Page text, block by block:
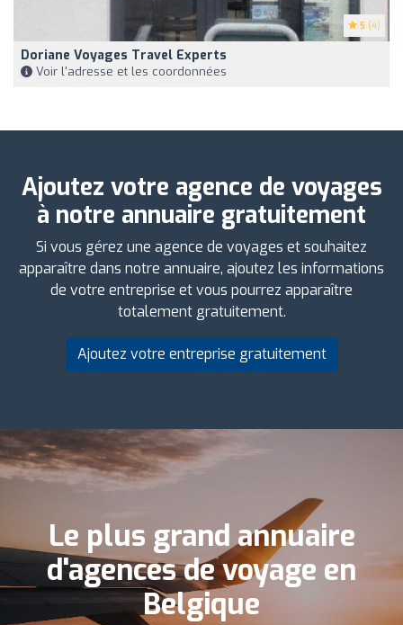
5 (4)
Doriane Voyages Travel Experts
Voir l'adresse et les coordonnées
Ajoutez votre agence de voyages
à notre annuaire gratuitement
Si vous gérez une agence de voyages et souhaitez
apparaître dans notre annuaire, ajoutez les informations
de votre entreprise et vous pourrez apparaître
totalement gratuitement.
Ajoutez votre entreprise gratuitement
Le plus grand annuaire
d'agences de voyage en
Belgique